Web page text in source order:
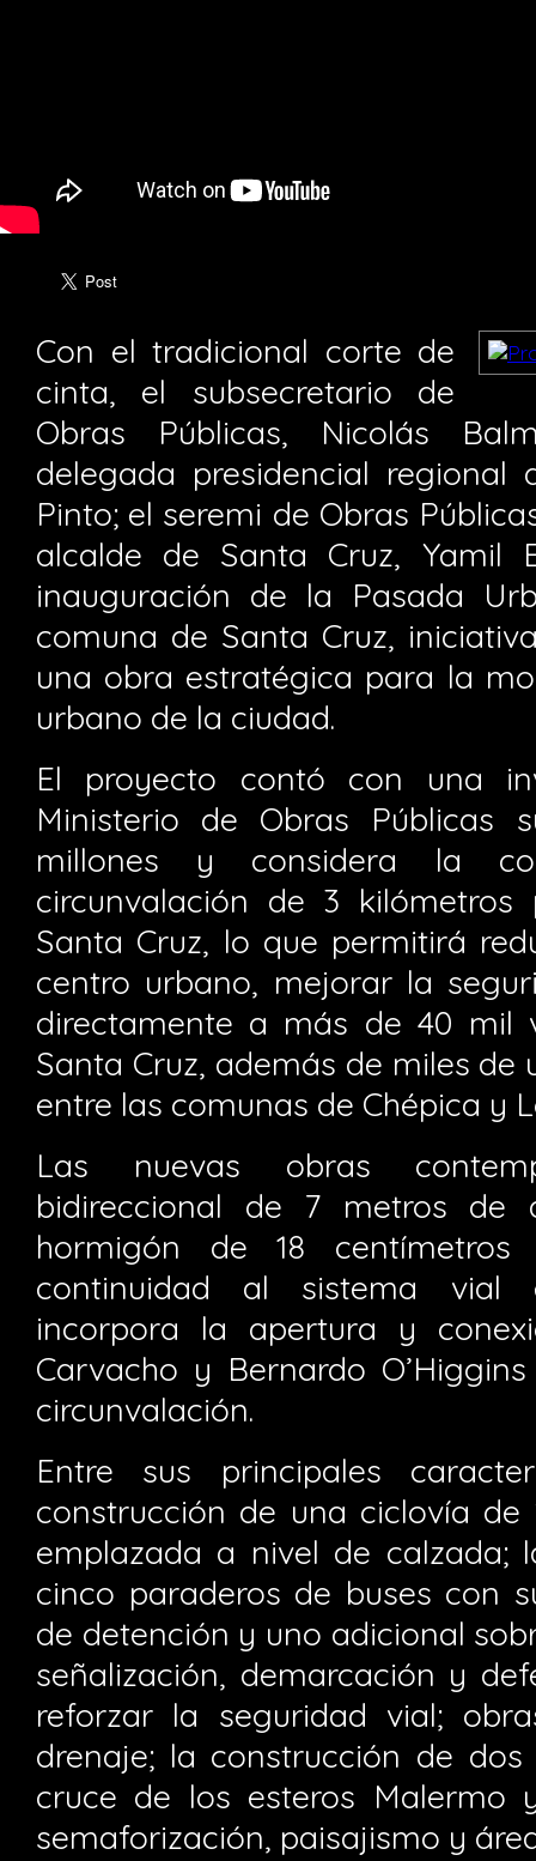
Con el tradicional corte de
cinta, el subsecretario de
Obras Públicas, Nicolás
delegada presidencial regional
Pinto; el seremi de Obras
alcalde de Santa Cruz, Yamil
inauguración de la Pasada
comuna de Santa Cruz,
una obra estratégica para la
urbano de la ciudad.
El proyecto contó con una
Ministerio de Obras Públicas
millones y considera la
circunvalación de 3
Santa Cruz, lo que permitirá
centro urbano, mejorar la
directamente a más de 40 mil
Santa Cruz, además de miles de
entre las comunas de Chépica y
Las nuevas obras
bidireccional de 7 metros de
hormigón de 18
continuidad al sistema vial
incorpora la apertura y
Carvacho y Bernardo
circunvalación.
Entre sus principales
construcción de una ciclovía de
emplazada a nivel de calzada;
cinco paraderos de buses con
de detención y uno adicional
señalización, demarcación y
reforzar la seguridad vial;
drenaje; la construcción de
cruce de los esteros Malermo
semaforización, paisajismo y